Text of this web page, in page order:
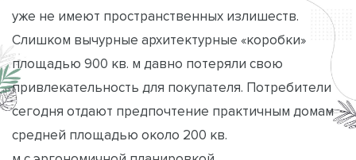
уже не имеют пространственных излишеств.
Слишком вычурные архитектурные «коробки»
площадью 900 кв. м давно потеряли свою
привлекательность для покупателя. Потребители
сегодня отдают предпочтение практичным домам
средней площадью около 200 кв.